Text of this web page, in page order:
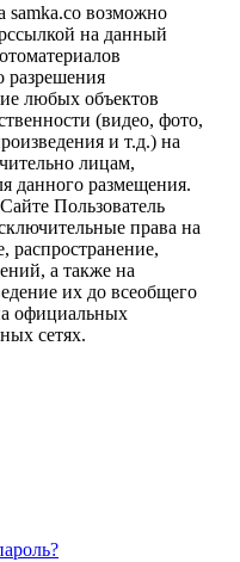
samka.co возможно
на данный
разрешения
любых объектов
(видео, фото,
и т.д.) на
лицам,
данного размещения.
Пользователь
права на
распространение,
а также на
их до всеобщего
официальных
сетях.